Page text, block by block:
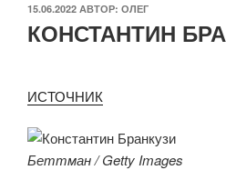
ОПУБЛИКОВАНО
15.06.2022 АВТОР: ОЛЕГ
КОНСТАНТИН
ИСТОЧНИК
Беттман / Getty Images